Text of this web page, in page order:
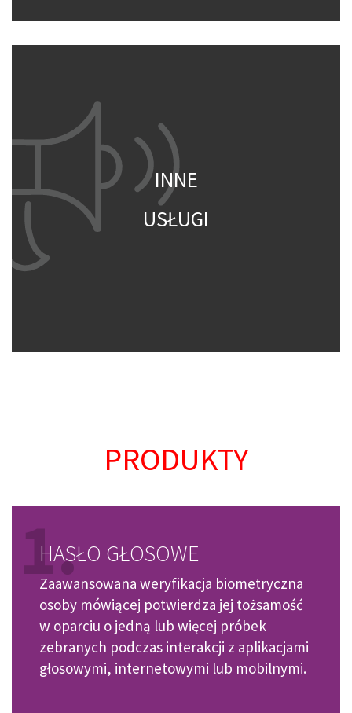
INNE
USŁUGI
PRODUKTY
1.
HASŁO GŁOSOWE
Zaawansowana weryfikacja biometryczna
osoby mówiącej potwierdza jej tożsamość
w oparciu o jedną lub więcej próbek
zebranych podczas interakcji z aplikacjami
głosowymi, internetowymi lub mobilnymi.